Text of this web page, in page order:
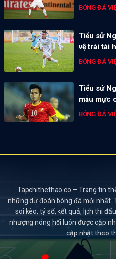
BÓNG ĐÁ
Tiểu sử
vệ trái tài
BÓNG ĐÁ
Tiểu sử
mẫu mực
BÓNG ĐÁ
Tapchithethao.co – Trang tin
những dự đoán bóng đá mới nhất.
soi kèo, tỷ số, kết quả, lịch thi
nhượng nóng hổi luôn được cập
cập nhật theo